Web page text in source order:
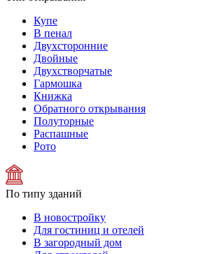
Купе
В пенал
Двухсторонние
Двойные
Двухстворчатые
Гармошка
Книжка
Обратного открывания
Полуторные
Распашные
Рото
По типу зданий
В новостройку
Для гостиниц и отелей
В загородный дом